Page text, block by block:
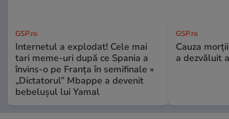
GSP.ro
Internetul a explodat! Cele mai
tari meme-uri după ce Spania a
învins-o pe Franța în semifinale »
„Dictatorul” Mbappe a devenit
bebelușul lui Yamal
GSP.ro
Cauza
a dezvăluit